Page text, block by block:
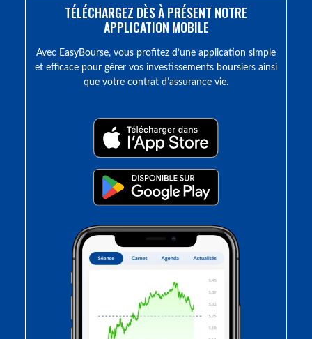
TÉLÉCHARGEZ DÈS À PRÉSENT NOTRE
APPLICATION MOBILE
Avec EasyBourse, vous profitez d’une application simple
et efficace pour gérer vos investissements boursiers ainsi
que votre contrat d’assurance vie.